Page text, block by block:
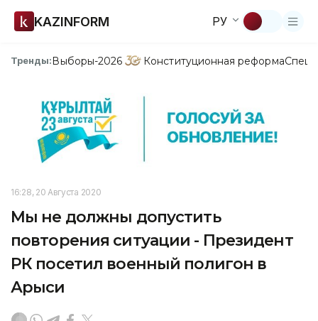
KAZINFORM РУ
Тренды:Выборы-2026 Конституционная реформа
16:28, 20 Августа 2020
Мы не должны допустить
повторения ситуации - Президент
РК посетил военный полигон в
Арыси